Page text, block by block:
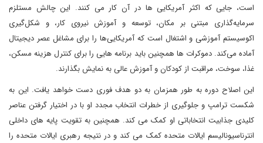
است، جایی که اکثر آمریکایی ها در آن کار می کنند. این چالش مستلزم
سرمایه‌گذاری مبتنی بر مکان، توسعه و آموزش نیروی کار، و شکل‌گیری
اکوسیستم آموزشی و اشتغال است که آمریکایی‌ها را برای مشاغل عصر دیجیتال
آماده می‌کند. دموکرات ها همچنین باید برنامه هایی را برای کنترل هزینه مسکن،
غذا، سوخت، مراقبت از کودکان و آموزش عالی به نمایش بگذارند.
این اصلاح دوره به طور همزمان به دو هدف فوری دست خواهد یافت. این به
شکست ترامپ و جلوگیری از خطرات انتخاب مجدد او با در اختیار گرفتن عناصر
کلیدی جذابیت انتخاباتی او کمک می کند. همچنین به تقویت پایه های داخلی
انترناسیونالیسم ایالات متحده کمک می کند و در نتیجه رهبری ایالات متحده را